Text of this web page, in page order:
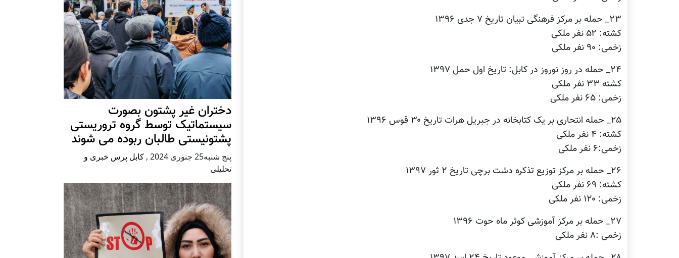
۲۳_ حمله بر مرکز فرهنگی تبیان تاریخ ۷ جدی ۱۳۹۶
کشته: ۵۲ نفر ملکی
زخمی: ۹۰ نفر ملکی
۲۴_ حمله در روز نوروز در کابل: تاریخ اول حمل ۱۳۹۷
کشته ۳۳ نفر ملکی
زخمی: ۶۵ نفر ملکی
۲۵_ حمله انتحاری بر یک کتابخانه در جبریل هرات تاریخ ۳۰ قوس ۱۳۹۶
کشته: ۴ نفر ملکی
زخمی:۶ نفر ملکی
۲۶_ حمله بر مرکز توزیع تذکره دشت برچی تاریخ ۲ ثور ۱۳۹۷
کشته: ۶۹ نفر ملکی
زخمی: ۱۲۰ نفر ملکی
۲۷_ حمله بر مرکز آموزشی کوثر ماه حوت ۱۳۹۶
زخمی :۸ نفر ملکی
دختران غیر پشتون بصورت
سیستماتیک توسط گروه تروریستی
پشتونیستی طالبان ربوده می شوند
پنج شنبه25 جنوری 2024 , کابل پرس خبری و
تحلیلی